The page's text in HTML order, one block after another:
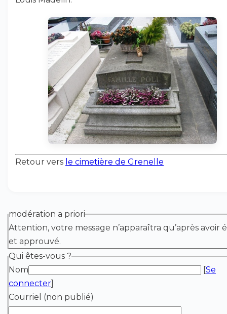
Retour vers le cimetière de Grenelle
modération a priori
Attention, votre message n’apparaîtra qu’après avoir
et approuvé.
Qui êtes-vous ?
Nom
[Se
connecter]
Courriel (non publié)